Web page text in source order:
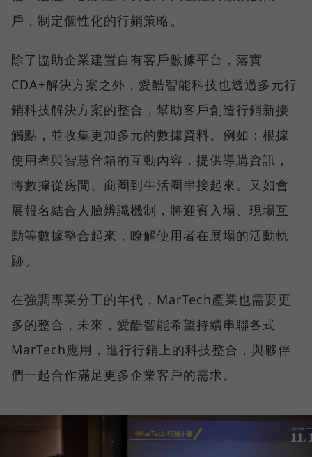
戶，制定個性化的行銷策略。
除了協助企業建置自有客戶數據平台，落實
CDA+解決方案之外，愛酷智能科技也透過多元行
銷科技解決方案的整合，幫助客戶創造行銷新接
觸點，並收集更加多元的數據資料。例如：根據
使用者與智慧音箱的互動內容，提供導購資訊，
將數據從房間、商圈到生活圈串接起來。又如會
展報名結合人臉辨識機制，將迎賓入場、現場互
動等數據整合起來，瞭解使用者在展場的活動軌
跡。
在強調專業分工的年代，MarTech產業也需要更
多的整合，未來，愛酷智能希望持續串聯各式
MarTech應用，進行行銷上的科技整合，與夥伴
們一起合作滿足更多企業客戶的需求。